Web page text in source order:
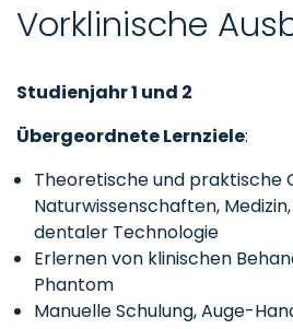
Vorklinische
Studienjahr 1 und 2
Übergeordnete Lernziele:
Theoretische und praktische
Naturwissenschaften,
dentaler Technologie
Erlernen von klinischen
Phantom
Manuelle Schulung, Auge-